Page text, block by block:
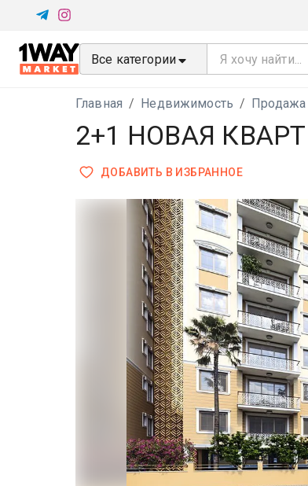
Все категории
Главная / Недвижимость / Продажа
2+1 НОВАЯ
ДОБАВИТЬ В ИЗБРАННОЕ